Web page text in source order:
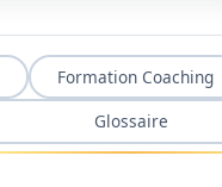
Formation Coaching
Glossaire